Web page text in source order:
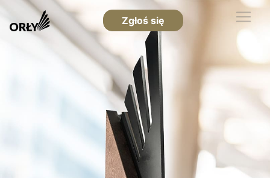
Zgłoś się